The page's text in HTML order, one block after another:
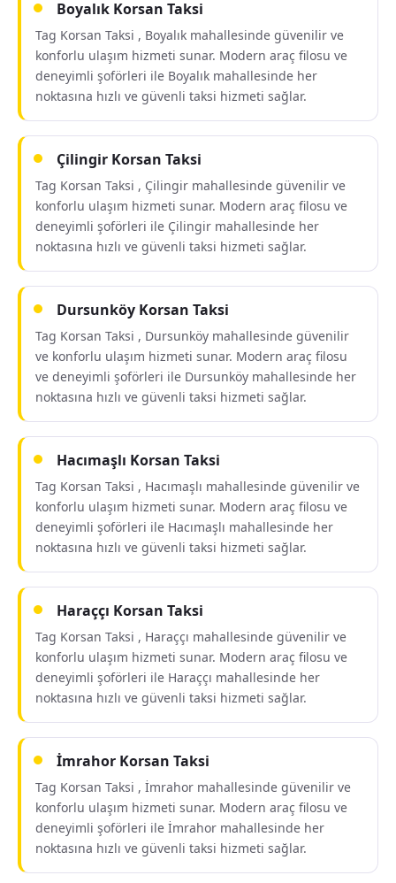
Boyalık Korsan Taksi
Tag Korsan Taksi , Boyalık mahallesinde güvenilir ve
konforlu ulaşım hizmeti sunar. Modern araç filosu ve
deneyimli şoförleri ile Boyalık mahallesinde her
noktasına hızlı ve güvenli taksi hizmeti sağlar.
Çilingir Korsan Taksi
Tag Korsan Taksi , Çilingir mahallesinde güvenilir ve
konforlu ulaşım hizmeti sunar. Modern araç filosu ve
deneyimli şoförleri ile Çilingir mahallesinde her
noktasına hızlı ve güvenli taksi hizmeti sağlar.
Dursunköy Korsan Taksi
Tag Korsan Taksi , Dursunköy mahallesinde güvenilir
ve konforlu ulaşım hizmeti sunar. Modern araç filosu
ve deneyimli şoförleri ile Dursunköy mahallesinde her
noktasına hızlı ve güvenli taksi hizmeti sağlar.
Hacımaşlı Korsan Taksi
Tag Korsan Taksi , Hacımaşlı mahallesinde güvenilir ve
konforlu ulaşım hizmeti sunar. Modern araç filosu ve
deneyimli şoförleri ile Hacımaşlı mahallesinde her
noktasına hızlı ve güvenli taksi hizmeti sağlar.
Haraççı Korsan Taksi
Tag Korsan Taksi , Haraççı mahallesinde güvenilir ve
konforlu ulaşım hizmeti sunar. Modern araç filosu ve
deneyimli şoförleri ile Haraççı mahallesinde her
noktasına hızlı ve güvenli taksi hizmeti sağlar.
İmrahor Korsan Taksi
Tag Korsan Taksi , İmrahor mahallesinde güvenilir ve
konforlu ulaşım hizmeti sunar. Modern araç filosu ve
deneyimli şoförleri ile İmrahor mahallesinde her
noktasına hızlı ve güvenli taksi hizmeti sağlar.